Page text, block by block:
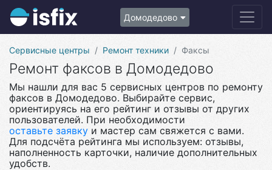
Домодедово
Сервисные центры Ремонт техники Факсы
Ремонт факсов в Домодедово
Мы нашли для вас 5 сервисных центров по ремонту
факсов в Домодедово. Выбирайте сервис,
ориентируясь на его рейтинг и отзывы от других
пользователей. При необходимости
оставьте заявку и мастер сам свяжется с вами.
Для подсчёта рейтинга мы используем: отзывы,
наполненность карточки, наличие дополнительных
удобств.